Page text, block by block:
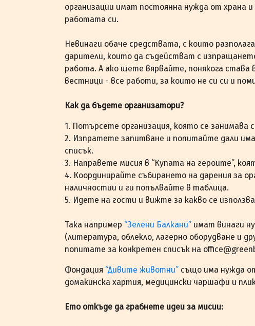
организации имат постоянна нужда от храна
работата си.
Невинаги обаче средствата, с които
дарители, които да съдействат с
работа. А ако щете вярвайте, понякога става
вестници - все работи, за които не си си и
Как да бъдете организатори?
1. Потърсете организация, която се занимава
2. Изпратете запитване и попитайте дали
списък.
3. Направете мисия в “Купата на героите”,
4. Координирайте събирането на дарения за
наличностии и ги попълвайте в таблица.
5. Идете на гости и вижте за какво се
Така например “Зелени Балкани” имат винаги
(литература, облекло, лагерно оборудване и
попитате за конкретен списък на
Фондация “Дивите животни” също има нужда
домакинска хартия, медицински чаршафи и
Ето откъде да грабнете идеи за мисии: